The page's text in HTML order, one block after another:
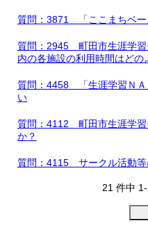
質問：3871 「ここまちベー
質問：2945 町田市生涯学習
内の各施設の利用時間はどの
質問：4458 「生涯学習ＮＡ
い
質問：4112 町田市生涯学習
か？
質問：4115 サークル活動等
21 件中